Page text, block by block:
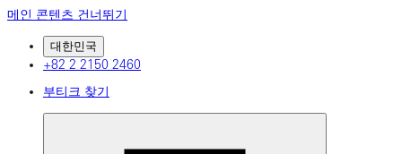
메인 콘텐츠 건너뛰기
대한민국
+82 2 2150 2460
부티크 찾기